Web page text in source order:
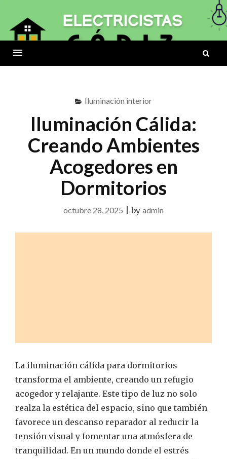
contentELECTRICISTAS
CÁDIZ
Iluminación interior
Iluminación Cálida:
Creando Ambientes
Acogedores en
Dormitorios
octubre 28, 2025 |by admin
La iluminación cálida para dormitorios
transforma el ambiente, creando un refugio
acogedor y relajante. Este tipo de luz no solo
realza la estética del espacio, sino que también
favorece un descanso reparador al reducir la
tensión visual y fomentar una atmósfera de
tranquilidad. En un mundo donde el estrés